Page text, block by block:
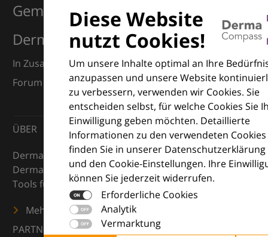
Diese Website
nutzt Cookies!
Um unsere Inhalte optimal an Ihre
anzupassen und unsere Website
zu verbessern, verwenden wir Cookies. Sie
entscheiden selbst, für welche Cookies Sie
Einwilligung geben möchten. Detaillierte
Informationen zu den verwendeten Cookies
finden Sie in unserer Datenschutzerklärung
und den Cookie-Einstellungen. Ihre
können Sie jederzeit widerrufen.
Erforderliche Cookies
Analytik
Vermarktung
Gemeinsam für Exzellenz in der
Dermatologie
In Zusammenarbeit mit dem European Dermatology
Forum (EDF) und Euroderm Excellence
ÜBER
DermaCompass ist Ihr digitaler Kompass für die
Dermatologie – mit Wissen, Bildern und praktischen
Tools für den klinischen Alltag.
Mehr erfahren
PARTNER